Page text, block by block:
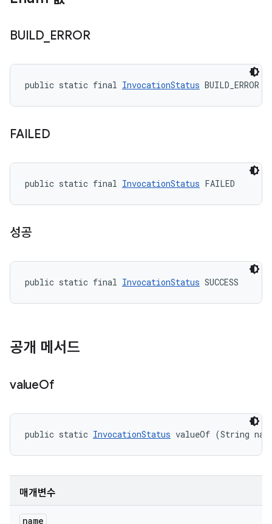
BUILD_ ERROR
public static final InvocationStatus BUILD_ERROR
FAILED
public static final InvocationStatus FAILED
성공
public static final InvocationStatus SUCCESS
공개 메서드
valueOf
public static InvocationStatus valueOf (String
매개변수
name